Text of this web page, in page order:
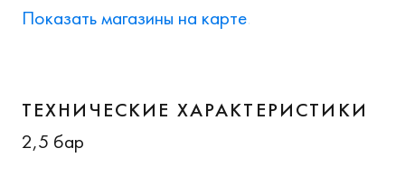
Показать магазины на карте
ТЕХНИЧЕСКИЕ ХАРАКТЕРИСТИКИ
2,5 бар